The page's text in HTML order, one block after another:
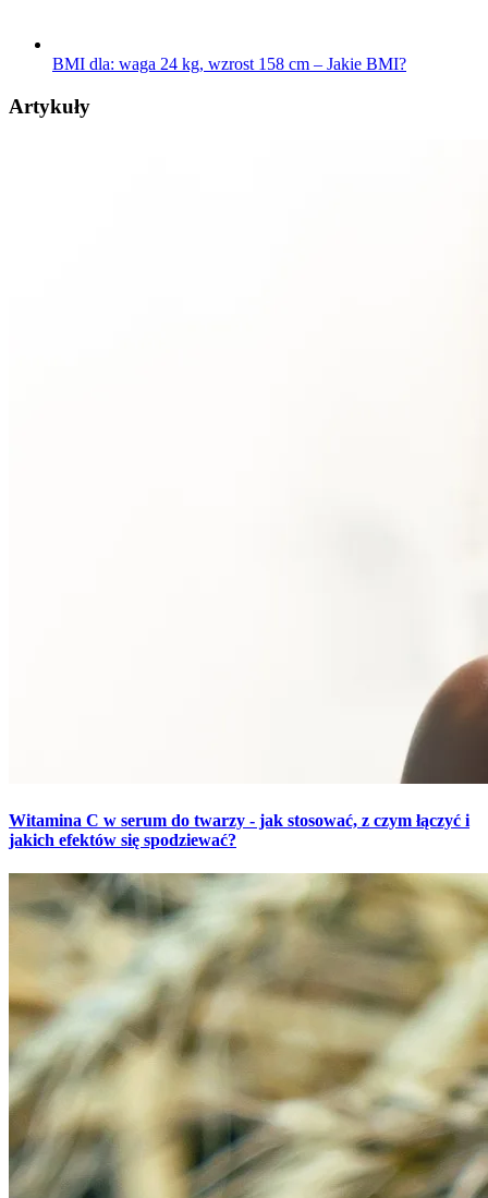
BMI dla: waga 24 kg, wzrost 158 cm – Jakie BMI?
Artykuły
Witamina C w serum do twarzy - jak stosować, z czym łączyć i
jakich efektów się spodziewać?